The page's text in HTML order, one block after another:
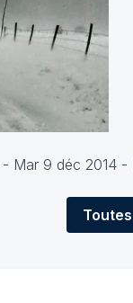
Mar 9 déc 2014 -
Toutes